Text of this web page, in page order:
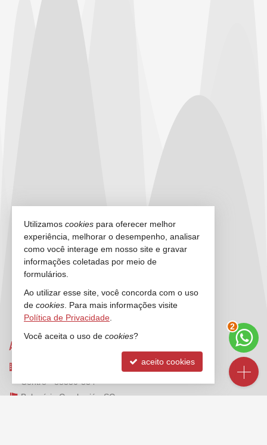
ANCORADOURO IMÓVEIS
Rua 3000, nº 212 - sala 2 e 3
Centro - 88330-334
Balneário Camboriú -SC
3
Utilizamos cookies para oferecer melhor
experiência, melhorar o desempenho, analisar
como você interage em nosso site e gravar
informações coletadas por meio de
formulários.
Ao utilizar esse site, você concorda com o uso
de cookies . Para mais informações visite
Política de Privacidade
Você aceita o uso de cookies?
aceito cookies